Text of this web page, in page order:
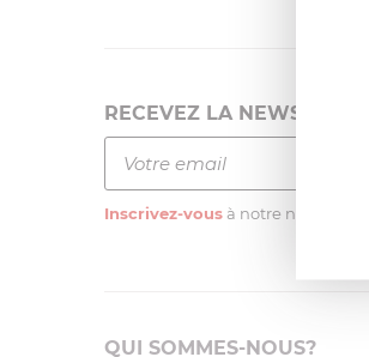
RECEVEZ LA NEWSLETTER
Inscrivez-vous à notre newsletter
QUI SOMMES-NOUS?